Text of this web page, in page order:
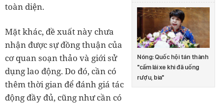
Nóng: Quốc hội tán thành
"cấm lái xe khi đã uống
rượu, bia"
toàn diện.
Mặt khác, đề xuất này chưa
nhận được sự đồng thuận của
cơ quan soạn thảo và giới sử
dụng lao động. Do đó, cần có
thêm thời gian để đánh giá tác
động đầy đủ, cũng như cần có